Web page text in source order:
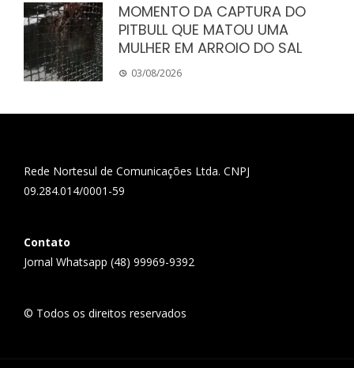
MOMENTO DA CAPTURA DO
PITBULL QUE MATOU UMA
MULHER EM ARROIO DO SAL
03/08/2026
Rede Nortesul de Comunicações Ltda. CNPJ
09.284.014/0001-59
Contato
Jornal Whatsapp (48) 99969-9392
© Todos os direitos reservados